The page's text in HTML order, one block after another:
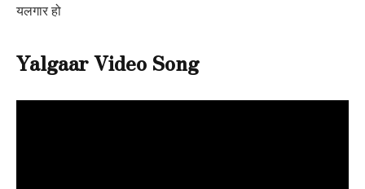
यलगार हो
Yalgaar Video Song